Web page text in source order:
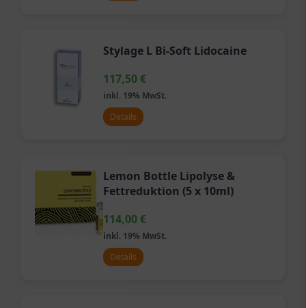
Stylage L Bi-Soft Lidocaine
117,50€
inkl. 19% MwSt.
Details
Lemon Bottle Lipolyse &
Fettreduktion (5 x 10ml)
114,00€
inkl. 19% MwSt.
Details